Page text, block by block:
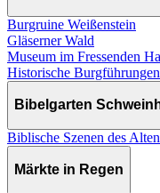
Burgruine Weißenstein
Gläserner Wald
Museum im Fressenden
Historische
Bibelgarten
Biblische Szenen des
Märkte in Regen